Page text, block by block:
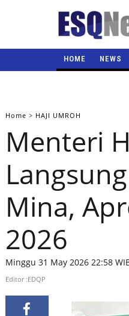
HOME NEWS
Home > HAJI UMROH
Menteri
Mina,
2026
Minggu 31 May 2026 22:58
Editor :EDQP